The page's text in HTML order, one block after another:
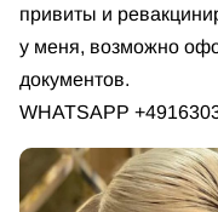
привиты и
у меня, возможно
документов.
WHATSAPP